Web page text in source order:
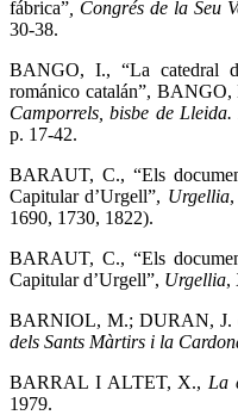
fábrica” Congrés de la Seu
30-38.
BANGO, I., “La catedral
románico catalán”,
Camporrels, bisbe de
p. 17-42.
BARAUT, C., “Els
Capitular d’Urgell”, Urgellia,
1690, 1730, 1822).
BARAUT, C., “Els
Capitular d’Urgell”, Urgellia,
BARNIOL, M.; DURAN, J.
dels Sants Màrtirs i la
BARRAL I ALTET, X., La
1979.